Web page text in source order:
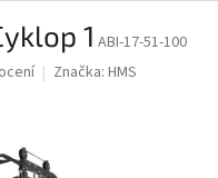
1 ABI-17-51-100
Značka: HMS